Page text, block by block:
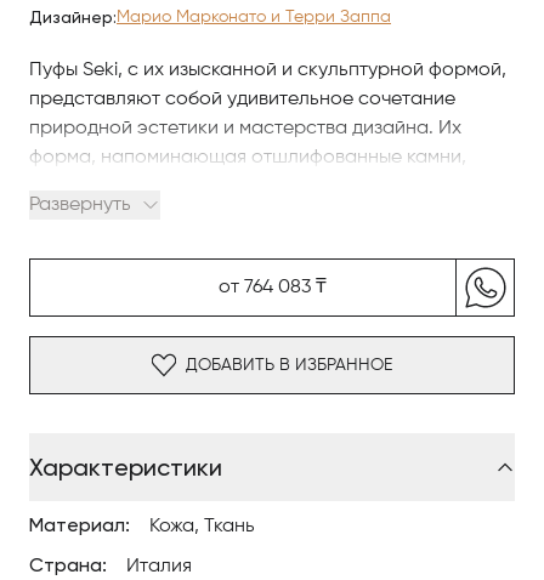
Дизайнер: Марио Марконато и Терри Заппа
Пуфы Seki, с их изысканной и скульптурной формой,
представляют собой удивительное сочетание
природной эстетики и мастерства дизайна. Их
форма, напоминающая отшлифованные камни,
обработаны временем, водой и ветром. Силуэт
придаёт им динамичность и уникальность. Обивка
пуфов разделена на две части, создавая эффект
«прибоя» на нижней части и контрастируя с
верхней, которая имитирует текстуру и формы
камня. Они доступны в двух размерах и могут быть
материалов.
Развернуть
от 764 083 ₸
ДОБАВИТЬ В ИЗБРАННОЕ
Характеристики
Материал: Кожа, Ткань
Страна: Италия